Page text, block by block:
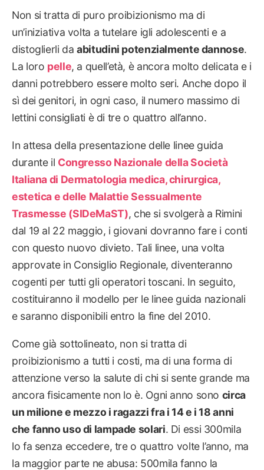
Non si tratta di puro proibizionismo ma di
un’iniziativa volta a tutelare igli adolescenti e a
distoglierli daabitudini potenzialmente dannose.
La loro pelle, a quell’età, è ancora molto delicata e i
danni potrebbero essere molto seri. Anche dopo il
sì dei genitori, in ogni caso, il numero massimo di
lettini consigliati è di tre o quattro all’anno.
In attesa della presentazione delle linee guida
durante il Congresso Nazionale della Società
Italiana di Dermatologia medica, chirurgica,
estetica e delle Malattie Sessualmente
Trasmesse (SIDeMaST), che si svolgerà a Rimini
dal 19 al 22 maggio, i giovani dovranno fare i conti
con questo nuovo divieto. Tali linee, una volta
approvate in Consiglio Regionale, diventeranno
cogenti per tutti gli operatori toscani. In seguito,
costituiranno il modello per le linee guida nazionali
e saranno disponibili entro la fine del 2010.
Come già sottolineato, non si tratta di
proibizionismo a tutti i costi, ma di una forma di
attenzione verso la salute di chi si sente grande ma
ancora fisicamente non lo è. Ogni anno sono circa
un milione e mezzo i ragazzi fra i 14 e i 18 anni
che fanno uso di lampade solari. Di essi 300mila
lo fa senza eccedere, tre o quattro volte l’anno, ma
la maggior parte ne abusa: 500mila fanno la